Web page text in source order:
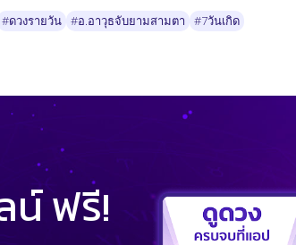
#ดวงรายวัน #อ.อาวุธจับยามสามตา #7วันเกิด
น์ ฟรี!